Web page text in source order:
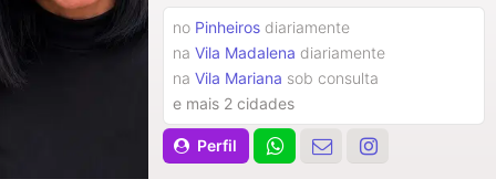
Perfil
no Pinheiros diariamente
naVila Madalena diariamente
naVila Mariana sob consulta
e mais 2 cidades